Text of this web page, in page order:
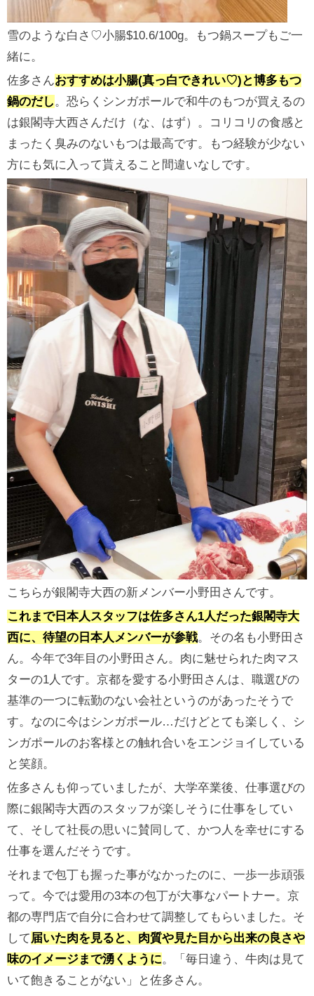
雪のような白さ♡小腸$10.6/100g。もつ鍋スープもご一
緒に。
佐多さんおすすめは小腸(真っ白できれい♡)と博多もつ
鍋のだし。恐らくシンガポールで和牛のもつが買えるの
は銀閣寺大西さんだけ（な、はず）。コリコリの食感と
まったく臭みのないもつは最高です。もつ経験が少ない
方にも気に入って貰えること間違いなしです。
こちらが銀閣寺大西の新メンバー小野田さんです。
これまで日本人スタッフは佐多さん1人だった銀閣寺大
西に、待望の日本人メンバーが参戦。その名も小野田さ
ん。今年で3年目の小野田さん。肉に魅せられた肉マス
ターの1人です。京都を愛する小野田さんは、職選びの
基準の一つに転勤のない会社というのがあったそうで
す。なのに今はシンガポール…だけどとても楽しく、シ
ンガポールのお客様との触れ合いをエンジョイしている
と笑顔。
佐多さんも仰っていましたが、大学卒業後、仕事選びの
際に銀閣寺大西のスタッフが楽しそうに仕事をしてい
て、そして社長の思いに賛同して、かつ人を幸せにする
仕事を選んだそうです。
それまで包丁も握った事がなかったのに、一歩一歩頑張
って。今では愛用の3本の包丁が大事なパートナー。京
都の専門店で自分に合わせて調整してもらいました。そ
して 届いた肉を見ると、肉質や見た目から出来の良さや
味のイメージまで湧くように。「毎日違う、牛肉は見て
いて飽きることがない」と佐多さん。